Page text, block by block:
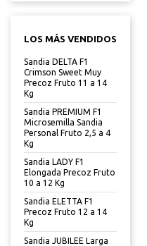
LOS MÁS VENDIDOS
Sandia DELTA F1
Crimson Sweet Muy
Precoz Fruto 11 a 14
Kg
Sandia PREMIUM F1
Microsemilla Sandia
Personal Fruto 2,5 a 4
Kg
Sandia LADY F1
Elongada Precoz Fruto
10 a 12 Kg
Sandia ELETTA F1
Precoz Fruto 12 a 14
Kg
Sandia JUBILEE Larga